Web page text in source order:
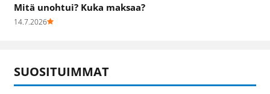
Mitä unohtui? Kuka maksaa?
14.7.2026
SUOSITUIMMAT